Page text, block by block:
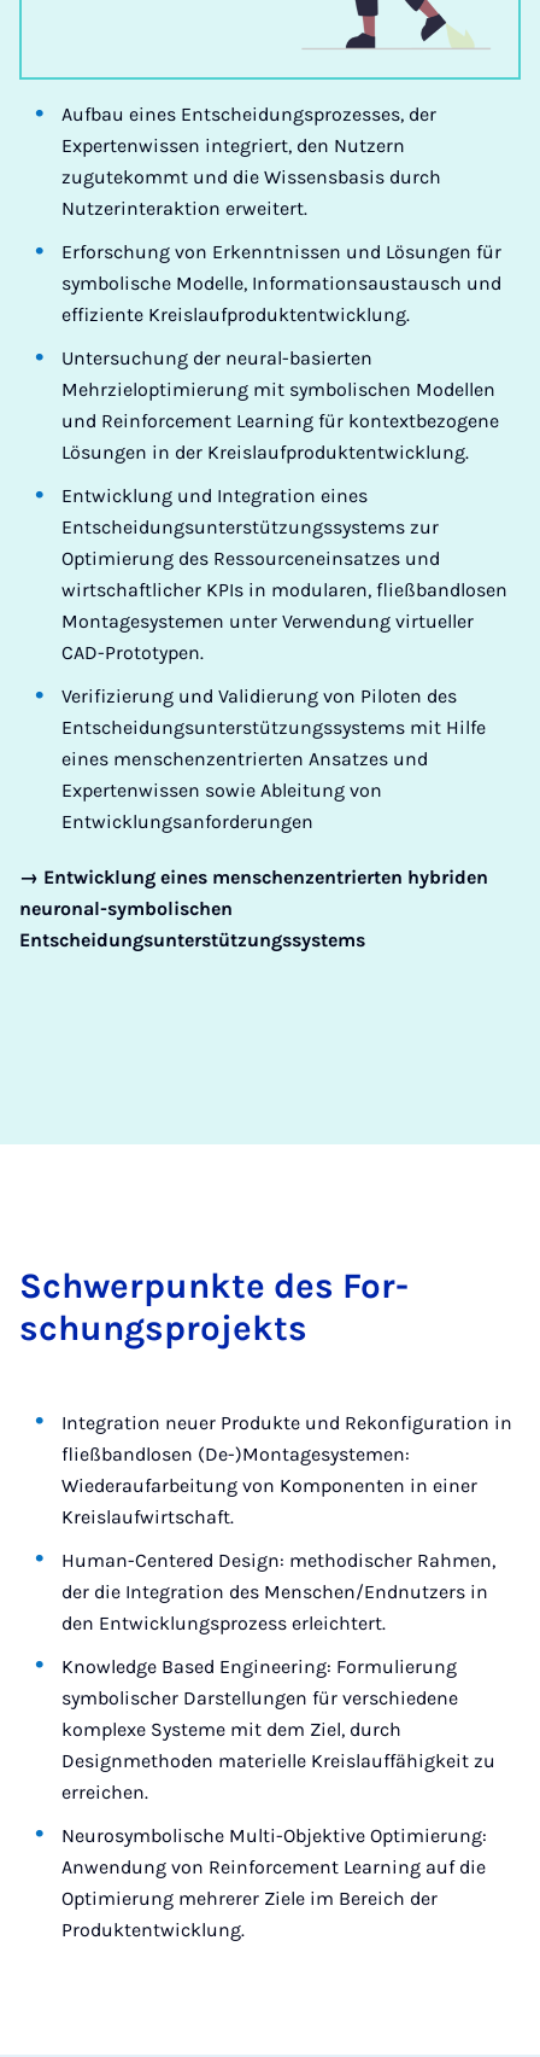
Aufbau eines Entscheidungsprozesses, der
Expertenwissen integriert, den Nutzern
zugutekommt und die Wissensbasis durch
Nutzerinteraktion erweitert.
Erforschung von Erkenntnissen und Lösungen für
symbolische Modelle, Informationsaustausch und
effiziente Kreislaufproduktentwicklung.
Untersuchung der neural-basierten
Mehrzieloptimierung mit symbolischen Modellen
und Reinforcement Learning für kontextbezogene
Lösungen in der Kreislaufproduktentwicklung.
Entwicklung und Integration eines
Entscheidungsunterstützungssystems zur
Optimierung des Ressourceneinsatzes und
wirtschaftlicher KPIs in modularen, fließbandlosen
Montagesystemen unter Verwendung virtueller
CAD-Prototypen.
Verifizierung und Validierung von Piloten des
Entscheidungsunterstützungssystems mit Hilfe
eines menschenzentrierten Ansatzes und
Expertenwissen sowie Ableitung von
Entwicklungsanforderungen
→ Entwicklung eines menschenzentrierten hybriden
neuronal-symbolischen
Entscheidungsunterstützungssystems
Schwer­punk­te des For­
schungs­pro­jekts
Integration neuer Produkte und Rekonfiguration in
fließbandlosen (De-)Montagesystemen:
Wiederaufarbeitung von Komponenten in einer
Kreislaufwirtschaft.
Human-Centered Design: methodischer Rahmen,
der die Integration des Menschen/Endnutzers in
den Entwicklungsprozess erleichtert.
Knowledge Based Engineering: Formulierung
symbolischer Darstellungen für verschiedene
komplexe Systeme mit dem Ziel, durch
Designmethoden materielle Kreislauffähigkeit zu
erreichen.
Neurosymbolische Multi-Objektive Optimierung:
Anwendung von Reinforcement Learning auf die
Optimierung mehrerer Ziele im Bereich der
Produktentwicklung.